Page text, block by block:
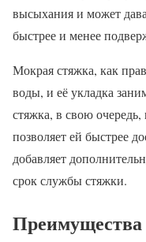
высыхания и может
быстрее и менее
Мокрая стяжка, как
воды, и её укладка
стяжка, в свою
позволяет ей быстрее
добавляет
срок службы стяжки.
Преимущества